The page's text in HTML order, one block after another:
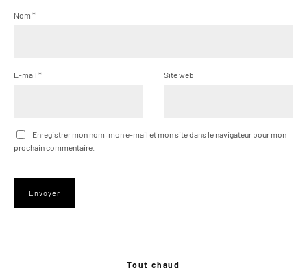
Nom *
E-mail * Site web
Enregistrer mon nom, mon e-mail et mon site dans le navigateur pour mon
prochain commentaire.
Tout chaud